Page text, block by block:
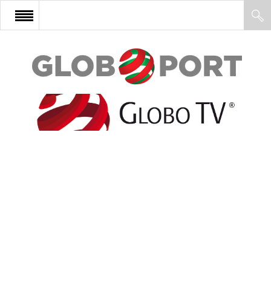
FŐOLDAL
AFRIKA